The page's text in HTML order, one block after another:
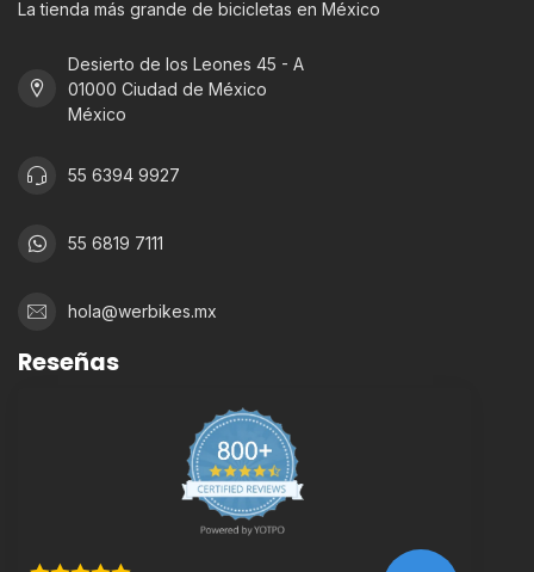
La tienda más grande de bicicletas en México
Desierto de los Leones 45 - A
01000 Ciudad de México
México
55 6394 9927
55 6819 7111
hola@werbikes.mx
Reseñas